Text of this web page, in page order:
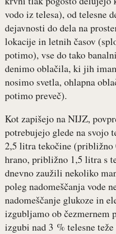
vodo iz telesa), od telesne
dejavnosti do dela na
lokacije in letnih časov
potimo), vse do tako
denimo oblačila, ki jih
nosimo svetla, ohlapna
potimo preveč).
Kot zapišejo na NIJZ,
potrebujejo glede na svojo
2,5 litra tekočine (približno
hrano, približno 1,5 litra s
dnevno zaužili nekoliko
poleg nadomeščanja vode
nadomeščanje glukoze in
izgubljamo ob čezmernem
izgubi nad 3 % telesne teže